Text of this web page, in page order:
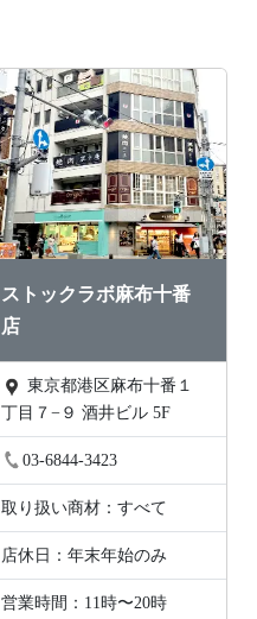
ストックラボ麻布十番
店
東京都港区麻布十番１
丁目７−９ 酒井ビル 5F
03-6844-3423
取り扱い商材：すべて
店休日：年末年始のみ
営業時間：11時〜20時